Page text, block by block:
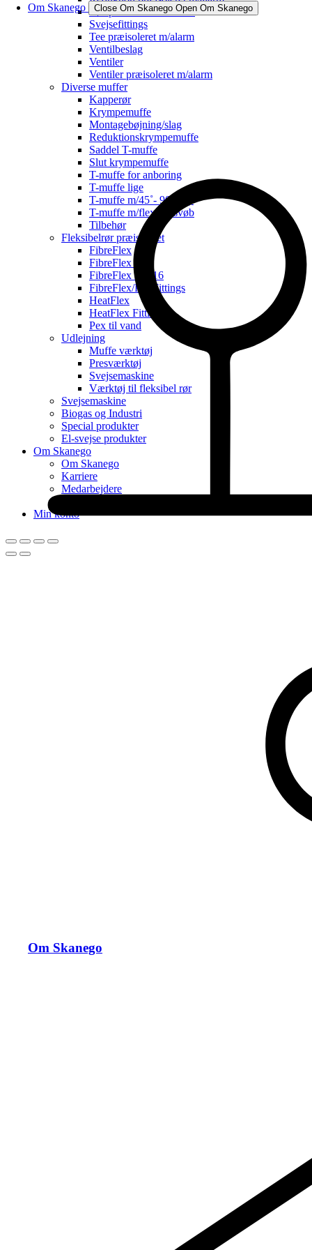
Om Skanego Close Om Skanego Open Om Skanego
Om Skanego
Rør præisoleret m/alarm
Svejsefittings
Tee præisoleret m/alarm
Ventilbeslag
Ventiler
Ventiler præisoleret m/alarm
Diverse muffer
Kapperør
Krympemuffe
Montagebøjning/slag
Reduktionskrympemuffe
Saddel T-muffe
Slut krympemuffe
T-muffe for anboring
T-muffe lige
T-muffe m/45˚- 90˚ afg.
T-muffe m/flex for svøb
Tilbehør
Fleksibelrør præisoleret
FibreFlex
FibreFlex Pro
FibreFlex Pro 16
FibreFlex/Pro Fittings
HeatFlex
HeatFlex Fittings
Pex til vand
Udlejning
Muffe værktøj
Presværktøj
Svejsemaskine
Værktøj til fleksibel rør
Svejsemaskine
Biogas og Industri
Special produkter
El-svejse produkter
Om Skanego
Om Skanego
Karriere
Medarbejdere
Min konto